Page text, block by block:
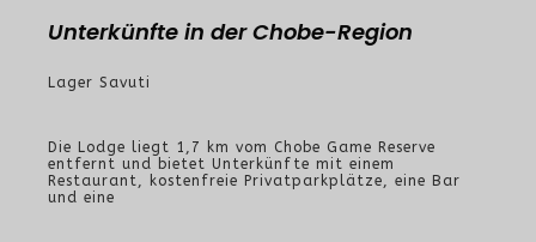
Unterkünfte in der Chobe-Region
Lager Savuti
Die Lodge liegt 1,7 km vom Chobe Game Reserve
entfernt und bietet Unterkünfte mit einem
Restaurant, kostenfreie Privatparkplätze, eine Bar
und eine